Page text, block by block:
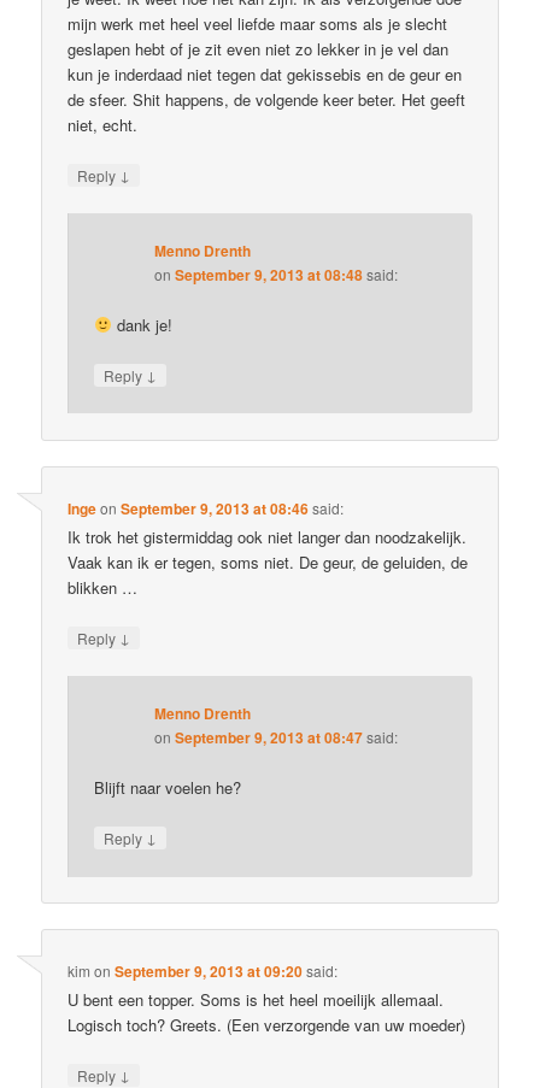
mijn werk met heel veel liefde maar soms als je slecht
geslapen hebt of je zit even niet zo lekker in je vel dan
kun je inderdaad niet tegen dat gekissebis en de geur en
de sfeer. Shit happens, de volgende keer beter. Het geeft
niet, echt.
Reply ↓
Menno Drenth
onSeptember 9, 2013 at 08:48said:
dank je!
Reply ↓
IngeonSeptember 9, 2013 at 08:46said:
Ik trok het gistermiddag ook niet langer dan noodzakelijk.
Vaak kan ik er tegen, soms niet. De geur, de geluiden, de
blikken …
Reply ↓
Menno Drenth
onSeptember 9, 2013 at 08:47said:
Blijft naar voelen he?
Reply ↓
kim onSeptember 9, 2013 at 09:20said:
U bent een topper. Soms is het heel moeilijk allemaal.
Logisch toch? Greets. (Een verzorgende van uw moeder)
Reply ↓